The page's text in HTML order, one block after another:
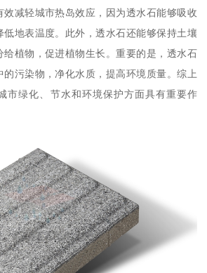
效减轻城市热岛效应，因为透水石能够吸收
地表温度。此外，透水石还能够保持土壤
给植物，促进植物生长。重要的是，透水石
污染物，净化水质，提高环境质量。综上
市绿化、节水和环境保护方面具有重要作